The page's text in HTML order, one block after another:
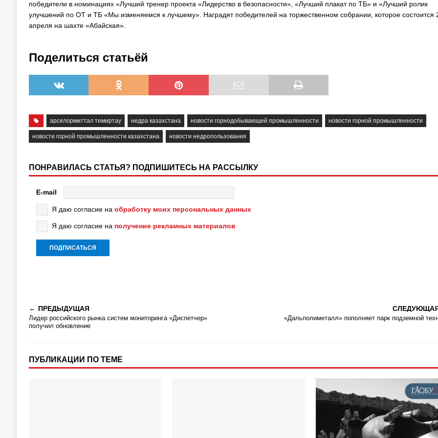
победители в номинациях «Лучший тренер проекта «Лидерство в безопасности», «Лучший плакат по ТБ» и «Лучший ролик
улучшений по ОТ и ТБ «Мы изменяемся к лучшему». Наградят победителей на торжественном собрании, которое состоится
апреля на шахте «Абайская».
Поделиться статьёй
арселормиттал темиртау недра казахстана новости горнодобывающей промышленности новости горной промышленности
новости горной промышленности казахстана новости недропользования
ПОНРАВИЛАСЬ СТАТЬЯ? ПОДПИШИТЕСЬ НА РАССЫЛКУ
E-mail
Я даю согласие на обработку моих персональных данных
Я даю согласие на получение рекламных материалов
ПРЕДЫДУЩАЯ
Лидер российского рынка систем мониторинга «Диспетчер»
получил обновление
«Дальполиметалл» пополняет парк подземной
ПУБЛИКАЦИИ ПО ТЕМЕ